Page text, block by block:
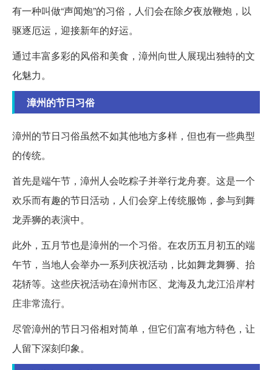
有一种叫做“声闻炮”的习俗，人们会在除夕夜放鞭炮，以
驱逐厄运，迎接新年的好运。
通过丰富多彩的风俗和美食，漳州向世人展现出独特的文
化魅力。
漳州的节日习俗
漳州的节日习俗虽然不如其他地方多样，但也有一些典型
的传统。
首先是端午节，漳州人会吃粽子并举行龙舟赛。这是一个
欢乐而有趣的节日活动，人们会穿上传统服饰，参与到舞
龙弄狮的表演中。
此外，五月节也是漳州的一个习俗。在农历五月初五的端
午节，当地人会举办一系列庆祝活动，比如舞龙舞狮、抬
花轿等。这些庆祝活动在漳州市区、龙海及九龙江沿岸村
庄非常流行。
尽管漳州的节日习俗相对简单，但它们富有地方特色，让
人留下深刻印象。